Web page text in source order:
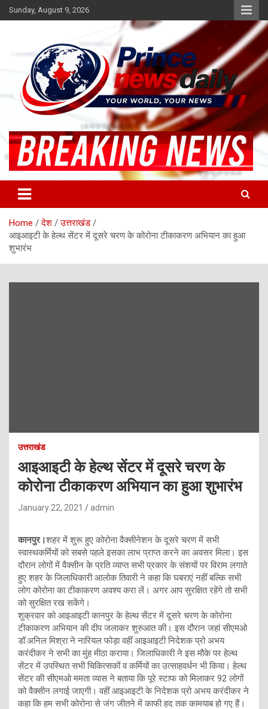
Skip
to
Sunday, August 9, 2026
Princenews Daily
Home देश
उत्तराखंड
आइआइटी के हेल्थ सेंटर में दूसरे चरण के कोरोना टीकाकरण अभियान का हुआ
शुभारंभ
उत्तराखंड
आइआइटी के हेल्थ सेंटर में दूसरे चरण के
कोरोना टीकाकरण अभियान का हुआ शुभारंभ
January 22, 2021 admin
कानपुर।शहर में शुरू हुए कोरोना वैक्सीनेशन के दूसरे चरण में सभी
स्वास्थकर्मियों को सबसे पहले इसका लाभ प्राप्त करने का अवसर मिला। इस
दौरान लोगों में वैक्सीन के प्रति व्याप्त सभी प्रकार के संशयों पर विराम लगाते
हुए शहर के जिलाधिकारी आलोक तिवारी ने कहा कि घबराएं नहीं बल्कि सभी
लोग कोरोना का टीकाकरण अवश्य करा लें। अगर आप सुरक्षित रहेंगे तो सभी
को सुरक्षित रख सकेंगे।
शुक्रवार को आइआइटी कानपुर के हेल्थ सेंटर में दूसरे चरण के कोरोना
टीकाकरण अभियान की दीप जलाकर शुरुआत की। इस दौरान जहां सीएमओ
डॉ.अनिल मिश्रा ने नारियल फोड़ा वहीं आइआइटी निदेशक प्रो अभय
करंदीकर ने सभी का मुंह मीठा कराया। जिलाधिकारी ने इस मौके पर हेल्थ
सेंटर में उपस्थित सभी चिकित्सकों व कर्मियों का उत्साहवर्धन भी किया। हेल्थ
सेंटर की सीएमओ ममता व्यास ने बताया कि पूरे स्टाफ को मिलाकर 92 लोगों
को वैक्सीन लगाई जाएगी। वहीं आइआइटी के निदेशक प्रो अभय करंदीकर ने
कहा कि हम सभी कोरोना से जंग जीतने में काफी हद तक कामयाब हो गए हैं।